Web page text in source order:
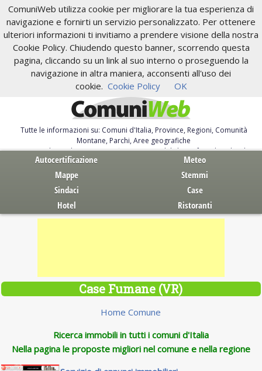
ComuniWeb utilizza cookie per migliorare la tua esperienza di
navigazione e fornirti un servizio personalizzato. Per ottenere
ulteriori informazioni ti invitiamo a prendere visione della nostra
Cookie Policy. Chiudendo questo banner, scorrendo questa
pagina, cliccando su un link al suo interno o proseguendo la
navigazione in altra maniera, acconsenti all'uso dei
cookie. Cookie Policy OK
Tutte le informazioni su: Comuni d'Italia, Province, Regioni, Comunità
Montane, Parchi, Aree geografiche
Servizi al Cittadino. Autocertificazione, moduli, leggi, free download
Autocertificazione
Meteo
Mappe
Stemmi
Sindaci
Case
Hotel
Ristoranti
Case Fumane (VR)
Home Comune
Ricerca immobili in tutti i comuni d'Italia
Nella pagina le proposte migliori nel comune e nella regione